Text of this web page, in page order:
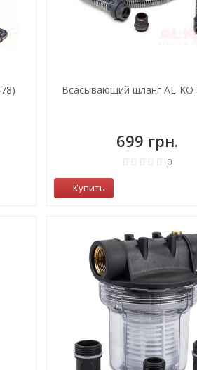
Всасывающий шланг AL-KO
699 грн.
0
Купить